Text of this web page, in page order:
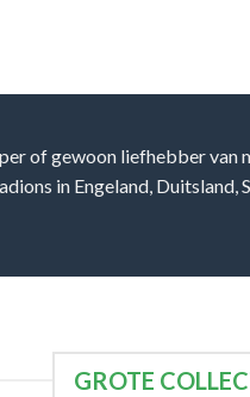
of gewoon liefhebber van
in Engeland, Duitsland,
GROTE